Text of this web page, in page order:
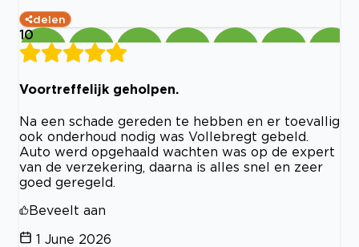
delen
10
Voortreffelijk geholpen.
Na een schade gereden te hebben en er toevallig
ook onderhoud nodig was Vollebregt gebeld.
Auto werd opgehaald wachten was op de expert
van de verzekering, daarna is alles snel en zeer
goed geregeld.
Beveelt aan
1 June 2026